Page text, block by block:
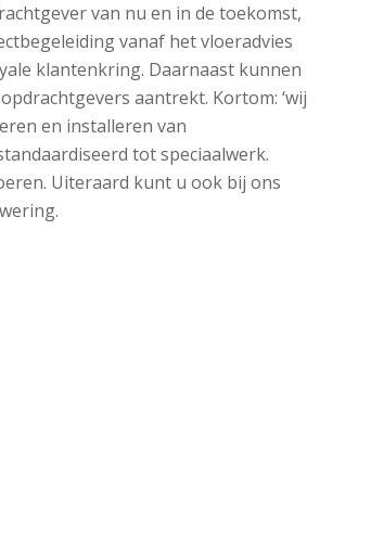
van nu en in de toekomst,
vanaf het vloeradvies
klantenkring. Daarnaast kunnen
aantrekt. Kortom: ‘wij
en installeren van
tot speciaalwerk.
Uiteraard kunt u ook bij ons